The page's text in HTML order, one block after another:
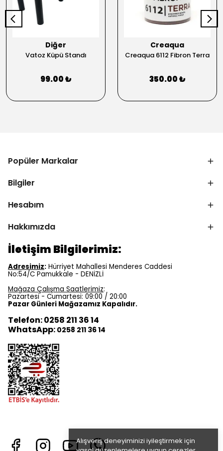
Alışveriş deneyiminizi iyileştirmek için
Diğer
Vatoz Küpü Standı
99.00 ₺
Creaqua
Creaqua 6112 Fibron Terra
350.00 ₺
Popüler Markalar
Bilgiler
Hesabım
Hakkımızda
İletişim Bilgilerimiz:
Adresimiz: Hürriyet Mahallesi Menderes Caddesi
No:54/C Pamukkale - DENİZLİ
Mağaza Çalışma Saatlerimiz:
Pazartesi - Cumartesi: 09:00 / 20:00
Pazar Günleri Mağazamız Kapalıdır.
Telefon: 0258 211 36 14
WhatsApp: 0258 211 36 14